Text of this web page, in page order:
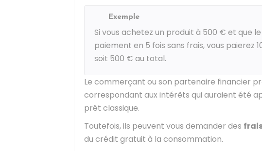
Exemple
Si vous achetez un produit à 500 € et que
paiement en 5 fois sans frais, vous paierez
soit 500 € au total.
Le commerçant ou son partenaire financier
correspondant aux intérêts qui auraient été
prêt classique.
Toutefois, ils peuvent vous demander des
du crédit gratuit à la consommation.